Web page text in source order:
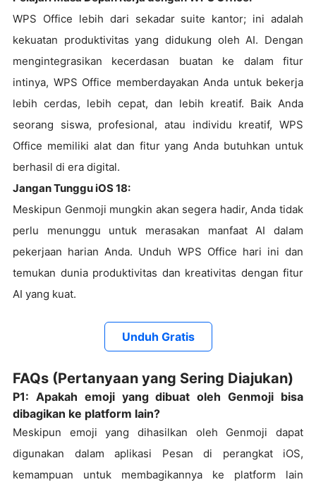
WPS Office lebih dari sekadar suite kantor; ini adalah
kekuatan produktivitas yang didukung oleh AI. Dengan
mengintegrasikan kecerdasan buatan ke dalam fitur
intinya, WPS Office memberdayakan Anda untuk bekerja
lebih cerdas, lebih cepat, dan lebih kreatif. Baik Anda
seorang siswa, profesional, atau individu kreatif, WPS
Office memiliki alat dan fitur yang Anda butuhkan untuk
berhasil di era digital.
Jangan Tunggu iOS 18:
Meskipun Genmoji mungkin akan segera hadir, Anda tidak
perlu menunggu untuk merasakan manfaat AI dalam
pekerjaan harian Anda. Unduh WPS Office hari ini dan
temukan dunia produktivitas dan kreativitas dengan fitur
AI yang kuat.
Unduh Gratis
FAQs (Pertanyaan yang Sering Diajukan)
P1: Apakah emoji yang dibuat oleh Genmoji bisa
dibagikan ke platform lain?
Meskipun emoji yang dihasilkan oleh Genmoji dapat
digunakan dalam aplikasi Pesan di perangkat iOS,
kemampuan untuk membagikannya ke platform lain